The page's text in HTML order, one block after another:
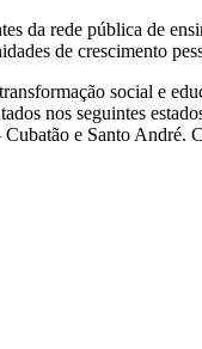
da rede pública de
de crescimento
social e
nos seguintes
e Santo André.